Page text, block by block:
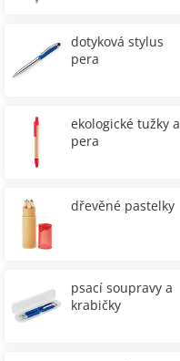
dotyková stylus
pera
ekologické tužky a
pera
dřevěné pastelky
psací soupravy a
krabičky